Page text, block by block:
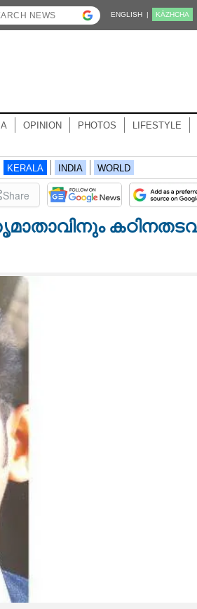
ENGLISH | KĀZHCHA
OPINION PHOTOS LIFESTYLE
KERALA INDIA WORLD
Share